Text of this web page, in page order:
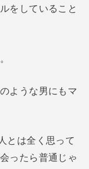
をしていること
ような男にもマ
とは全く思って
ったら普通じゃ